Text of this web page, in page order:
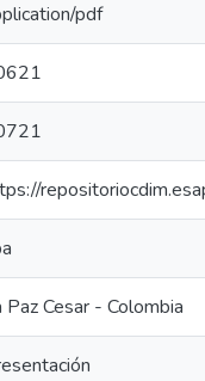
pdf
Paz Cesar - Colombia